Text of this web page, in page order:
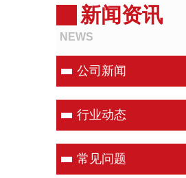
新闻资讯
NEWS
公司新闻
行业动态
常见问题